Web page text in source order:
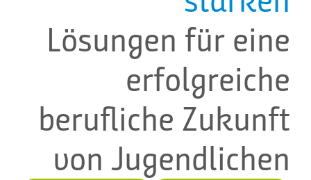
Lösungen für eine
erfolgreiche
berufliche Zukunft
von Jugendlichen